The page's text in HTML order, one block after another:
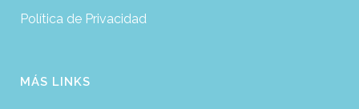
Política de Privacidad
MÁS LINKS